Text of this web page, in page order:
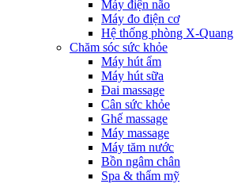
Máy điện não
Máy đo điện cơ
Hệ thống phòng X-Quang
Chăm sóc sức khỏe
Máy hút ẩm
Máy hút sữa
Đai massage
Cân sức khỏe
Ghế massage
Máy massage
Máy tăm nước
Bồn ngâm chân
Spa & thẩm mỹ